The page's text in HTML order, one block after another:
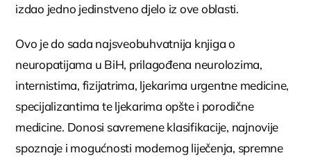
izdao jedno jedinstveno djelo iz ove oblasti.
Ovo je do sada najsveobuhvatnija knjiga o
neuropatijama u BiH, prilagođena neurolozima,
internistima, fizijatrima, ljekarima urgentne medicine,
specijalizantima te ljekarima opšte i porodične
medicine. Donosi savremene klasifikacije, najnovije
spoznaje i mogućnosti modernog liječenja, spremne